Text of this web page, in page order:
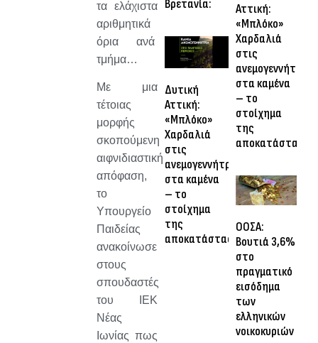
τα ελάχιστα
αριθμητικά
όρια ανά
τμήμα…
Με μια
τέτοιας
μορφής
σκοπούμενη
αιφνιδιαστική
απόφαση,
το
Υπουργείο
Παιδείας
ανακοίνωσε
στους
σπουδαστές
του ΙΕΚ
Νέας
Ιωνίας πως
Βρετανία:
Δυτική
Αττική:
«Μπλόκο»
Χαρδαλιά
στις
ανεμογεννήτριες
στα καμένα
– το
στοίχημα
της
αποκατάστασης
Αττική:
«Μπλόκο»
Χαρδαλιά
στις
ανεμογεννήτριες
στα καμένα
– το
στοίχημα
της
αποκατάστασης
ΟΟΣΑ:
Βουτιά 3,6%
στο
πραγματικό
εισόδημα
των
ελληνικών
νοικοκυριών